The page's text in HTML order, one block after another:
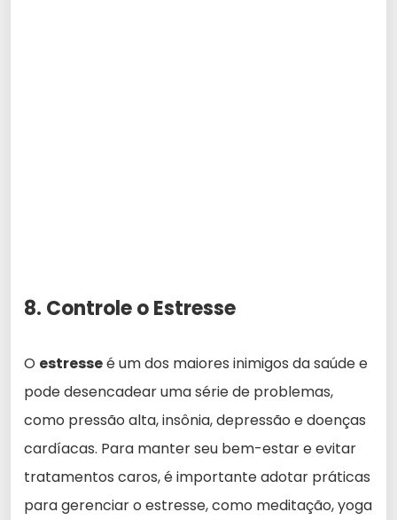
8. Controle o Estresse
O estresseé um dos maiores inimigos da saúde e
pode desencadear uma série de problemas,
como pressão alta, insônia, depressão e doenças
cardíacas. Para manter seu bem-estar e evitar
tratamentos caros, é importante adotar práticas
para gerenciar o estresse, como meditação, yoga